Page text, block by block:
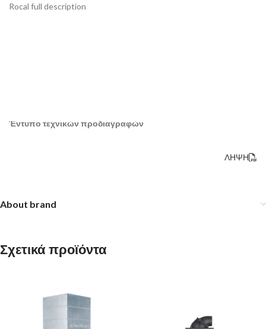
Rocal full description
Έντυπο τεχνικών προδιαγραφών
ΛΗΨΗ
About brand
Σχετικά προϊόντα